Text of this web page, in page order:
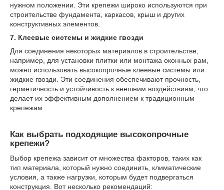
нужном положении. Эти крепежи широко используются при
строительстве фундамента, каркасов, крыш и других
конструктивных элементов.
7. Клеевые системы и жидкие гвозди
Для соединения некоторых материалов в строительстве,
например, для установки плитки или монтажа оконных рам,
можно использовать высокопрочные клеевые системы или
жидкие гвозди. Эти соединения обеспечивают прочность,
герметичность и устойчивость к внешним воздействиям, что
делает их эффективным дополнением к традиционным
крепежам.
Как выбрать подходящие высокопрочные
крепежи?
Выбор крепежа зависит от множества факторов, таких как
тип материала, который нужно соединить, климатические
условия, а также нагрузки, которым будет подвергаться
конструкция. Вот несколько рекомендаций: